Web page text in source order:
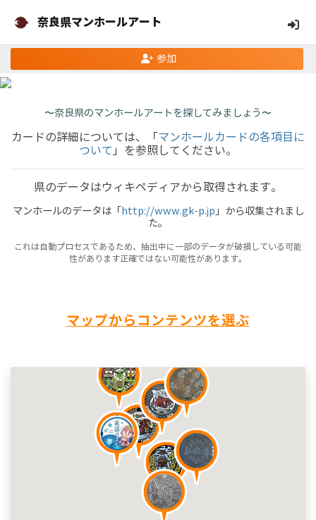
奈良県マンホールアート
参加
〜奈良県のマンホールアートを探してみましょう〜
カードの詳細については、「マンホールカードの各項目に
ついて 」を参照してください。
県のデータはウィキペディアから取得されます。
マンホールのデータは「http://www.gk-p.jp 」から収集されまし
た。
これは自動プロセスであるため、抽出中に一部のデータが破損している可能
性があります正確ではない可能性があります。
マップからコンテンツを選ぶ